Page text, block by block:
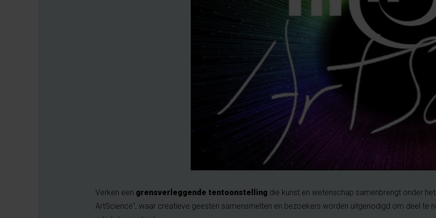
Verken een grensverleggende tentoonstelling die kunst en wetenschap samenbrengt onder
ArtScience", waar creatieve geesten samensmelten en bezoekers worden uitgenodigd om deel te